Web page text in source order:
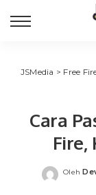
JSMedia > Free
Cara
Fire,
Posted
Oleh